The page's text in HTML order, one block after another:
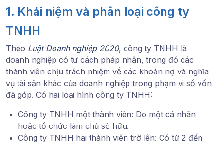
1. Khái niệm và phân loại công ty
TNHH
Theo Luật Doanh nghiệp 2020, công ty TNHH là
doanh nghiệp có tư cách pháp nhân, trong đó các
thành viên chịu trách nhiệm về các khoản nợ và nghĩa
vụ tài sản khác của doanh nghiệp trong phạm vi số vốn
đã góp. Có hai loại hình công ty TNHH:
Công ty TNHH một thành viên: Do một cá nhân
hoặc tổ chức làm chủ sở hữu.
Công ty TNHH hai thành viên trở lên: Có từ 2 đến